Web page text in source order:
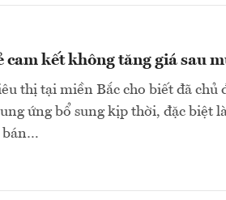
cam kết không tăng giá sau
thị tại miền Bắc cho biết đã chủ
ứng bổ sung kịp thời, đặc biệt
bán…